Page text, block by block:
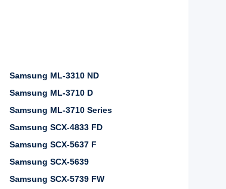
Samsung ML-3310 ND
Samsung ML-3710 D
Samsung ML-3710 Series
Samsung SCX-4833 FD
Samsung SCX-5637 F
Samsung SCX-5639
Samsung SCX-5739 FW